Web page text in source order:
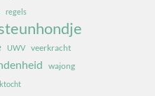
regels
UWV veerkracht
wajong